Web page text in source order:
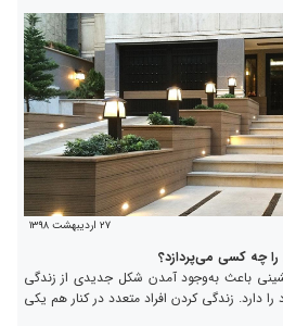
۲۷ اردیبهشت ۱۳۹۸
چه کسی می‌پردازد؟
باعث به‌وجود آمدن شکل جدیدی از زندگی
زندگی کردن افراد متعدد در کنار هم یکی